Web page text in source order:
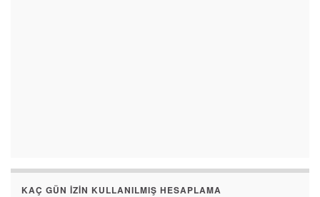
KAÇ GÜN İZIN KULLANILMIŞ HESAPLAMA